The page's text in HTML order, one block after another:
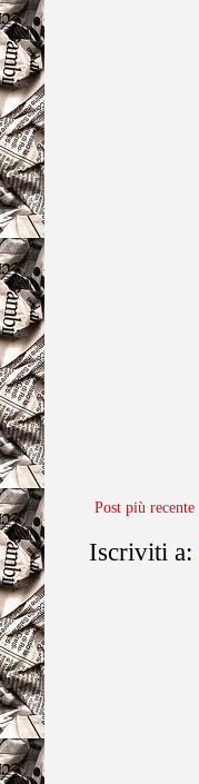
Post più recente
Iscriviti a: